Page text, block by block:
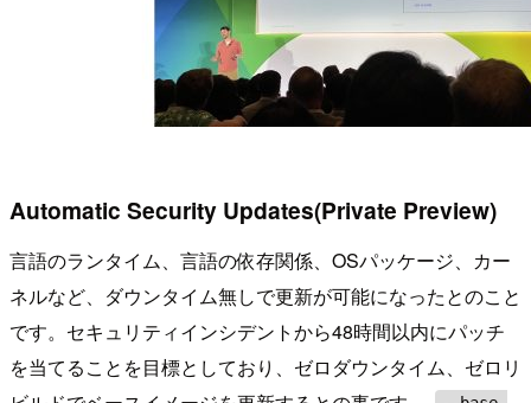
Automatic Security Updates(Private Preview)
言語のランタイム、言語の依存関係、OSパッケージ、カー
ネルなど、ダウンタイム無しで更新が可能になったとのこと
です。セキュリティインシデントから48時間以内にパッチ
を当てることを目標としており、ゼロダウンタイム、ゼロリ